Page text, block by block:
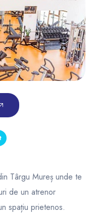
Târgu Mureș unde te
de un atrenor
spațiu prietenos.